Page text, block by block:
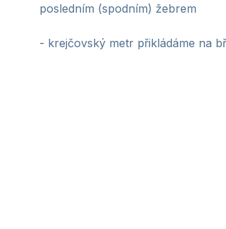
posledním (spodním) žebrem
- krejčovský metr přikládáme na